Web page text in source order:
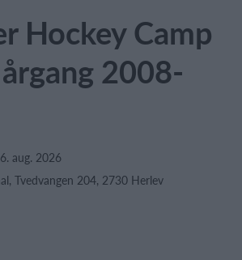
Hockey Camp
2008-
aug. 2026
Tvedvangen 204, 2730 Herlev